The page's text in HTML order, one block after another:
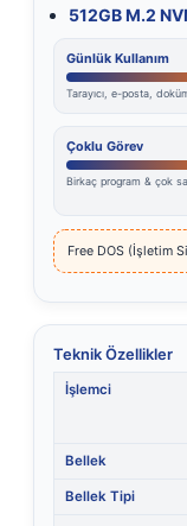
512GB M.2
Günlük Kullanım
Tarayıcı, e-posta,
Çoklu Görev
Birkaç program & çok
Free DOS (İşletim
Teknik Özellikler
İşlemci
Bellek
Bellek Tipi